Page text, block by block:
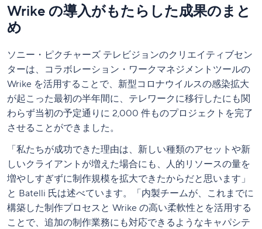
Wrike の導入がもたらした成果のまと
め
ソニー・ピクチャーズ テレビジョンのクリエイティブセン
ターは、コラボレーション・ワークマネジメントツールの
Wrike を活用することで、新型コロナウイルスの感染拡大
が起こった最初の半年間に、テレワークに移行したにも関
わらず当初の予定通りに 2,000 件ものプロジェクトを完了
させることができました。
「私たちが成功できた理由は、新しい種類のアセットや新
しいクライアントが増えた場合にも、人的リソースの量を
増やしすぎずに制作規模を拡大できたからだと思います」
と Batelli 氏は述べています。「内製チームが、これまでに
構築した制作プロセスと Wrike の高い柔軟性とを活用する
ことで、追加の制作業務にも対応できるようなキャパシテ